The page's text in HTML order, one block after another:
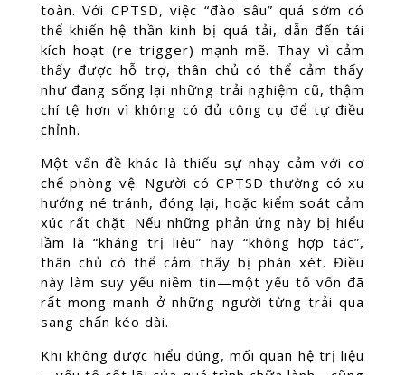
toàn. Với CPTSD, việc “đào sâu” quá sớm có
thể khiến hệ thần kinh bị quá tải, dẫn đến tái
kích hoạt (re-trigger) mạnh mẽ. Thay vì cảm
thấy được hỗ trợ, thân chủ có thể cảm thấy
như đang sống lại những trải nghiệm cũ, thậm
chí tệ hơn vì không có đủ công cụ để tự điều
chỉnh.
Một vấn đề khác là thiếu sự nhạy cảm với cơ
chế phòng vệ. Người có CPTSD thường có xu
hướng né tránh, đóng lại, hoặc kiểm soát cảm
xúc rất chặt. Nếu những phản ứng này bị hiểu
lầm là “kháng trị liệu” hay “không hợp tác”,
thân chủ có thể cảm thấy bị phán xét. Điều
này làm suy yếu niềm tin—một yếu tố vốn đã
rất mong manh ở những người từng trải qua
sang chấn kéo dài.
Khi không được hiểu đúng, mối quan hệ trị liệu